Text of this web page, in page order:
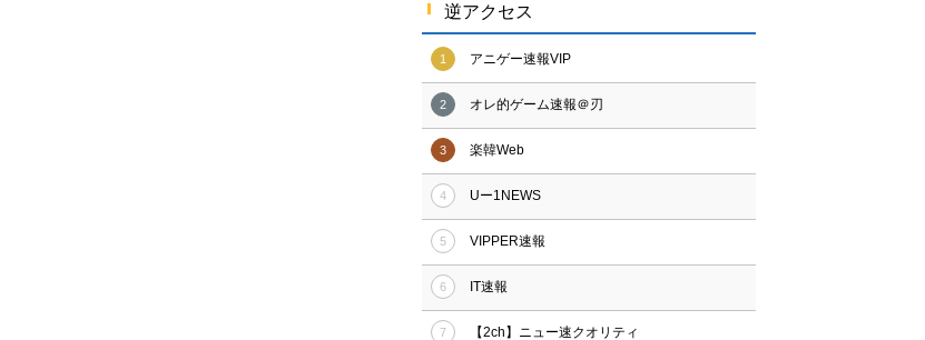
逆アクセス
1 アニゲー速報VIP
2 オレ的ゲーム速報＠刃
3 楽韓Web
4 Uー1NEWS
5 VIPPER速報
6 IT速報
7 【2ch】ニュー速クオリティ